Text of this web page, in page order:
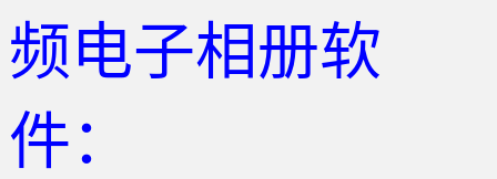
频电子相册软
件：